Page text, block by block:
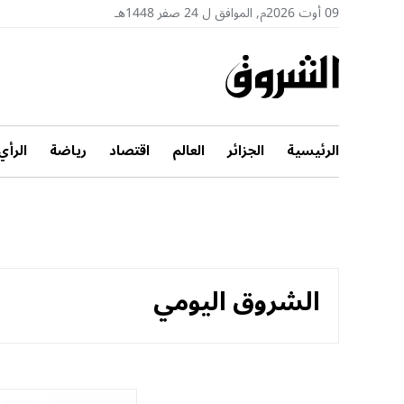
09 أوت 2026م, الموافق ل 24 صفر 1448هـ
الرئيسية الجزائر العالم اقتصاد رياضة
الشروق اليومي